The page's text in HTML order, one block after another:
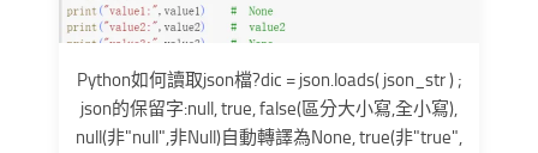
Python如何讀取json檔?dic = json.loads( json_str ) ;
json的保留字:null, true, false(區分大小寫,全小寫),
null(非"null",非Null)自動轉譯為None, true(非"true",